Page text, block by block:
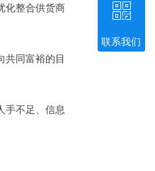
化整合供货商
共同富裕的目
手不足、信息
联系我们
ꀥ
微信二维码